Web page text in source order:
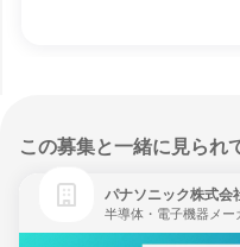
この募集と一緒に見られ
パナソニック株式会
半導体・電子機器メー